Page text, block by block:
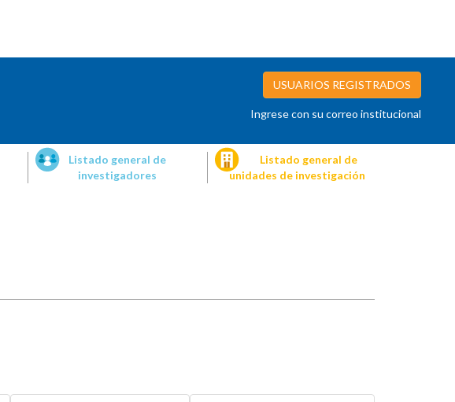
USUARIOS REGISTRADOS
Ingrese con su correo institucional
Listado general de
investigadores
Listado general de
unidades de investigación